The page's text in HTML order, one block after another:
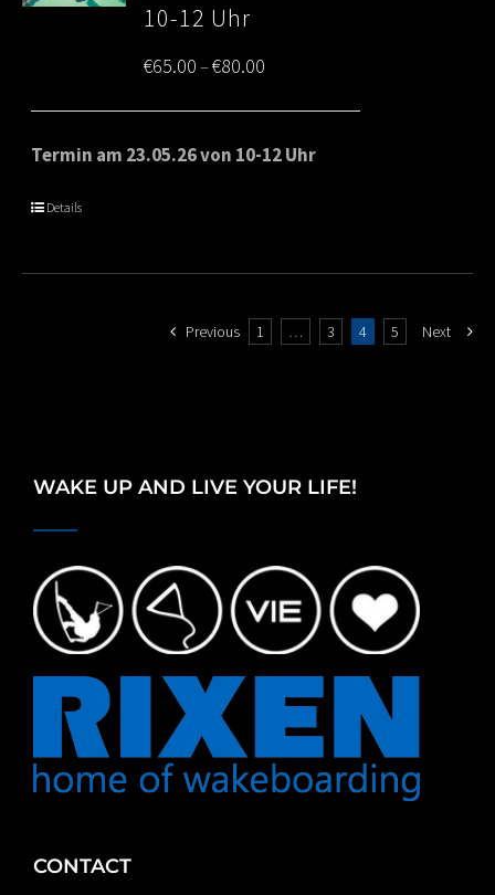
10-12 Uhr
€65.00–€80.00
range:
€65.00
Termin am 23.05.26 von 10-12 Uhr
Details
Previous 1 … 3 4 5 Next
WAKE UP AND LIVE YOUR LIFE!
CONTACT